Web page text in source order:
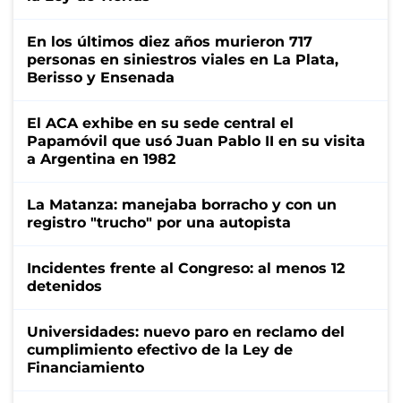
En los últimos diez años murieron 717
personas en siniestros viales en La Plata,
Berisso y Ensenada
El ACA exhibe en su sede central el
Papamóvil que usó Juan Pablo II en su visita
a Argentina en 1982
La Matanza: manejaba borracho y con un
registro "trucho" por una autopista
Incidentes frente al Congreso: al menos 12
detenidos
Universidades: nuevo paro en reclamo del
cumplimiento efectivo de la Ley de
Financiamiento